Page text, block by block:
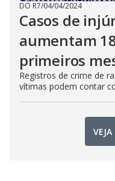
DO R7/04/04/2024
Casos de
aumentam
primeiros
Registros de crime de
vítimas podem contar